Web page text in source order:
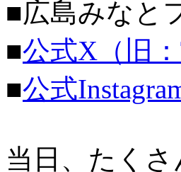
■広島みなと
■公式X（旧：
■公式
当日、たく